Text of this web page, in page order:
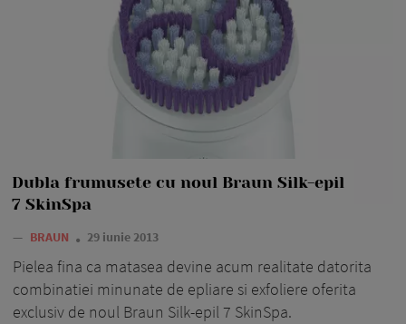
Dubla frumusete cu noul Braun Silk-epil
7 SkinSpa
— BRAUN 29 iunie 2013
Pielea fina ca matasea devine acum realitate datorita
combinatiei minunate de epliare si exfoliere oferita
exclusiv de noul Braun Silk-epil 7 SkinSpa.